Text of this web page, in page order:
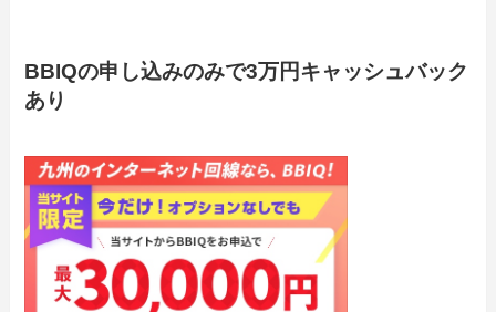
BBIQの申し込みのみで3万円キャッシュバック
あり